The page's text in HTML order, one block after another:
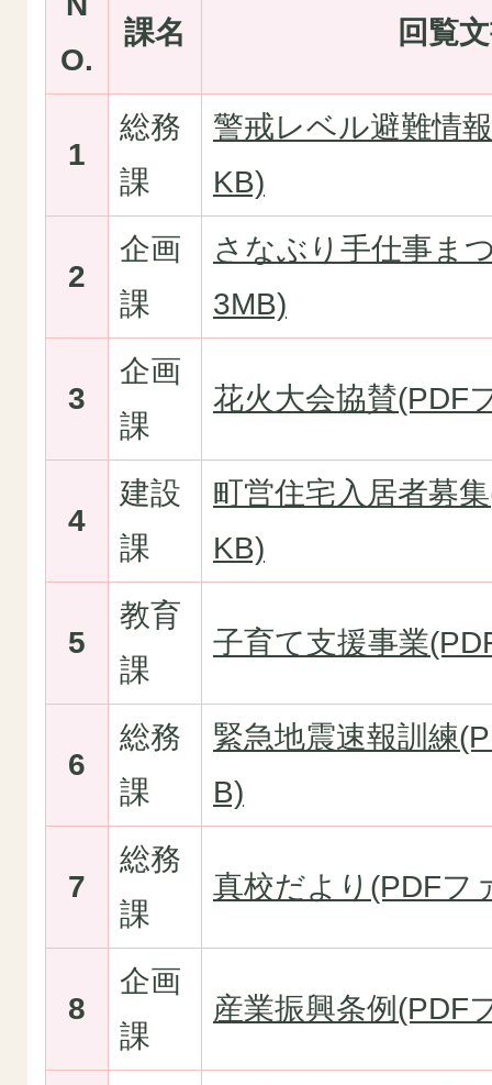
O.
課名 回覧
1
総務
課
警戒レベル避難情
KB)
2
企画
課
さなぶり手仕事ま
3MB)
3
企画
課
花火大会協賛(PDF
4
建設
課
町営住宅入居者募
KB)
5
教育
課
子育て支援事業
6
総務
課
緊急地震速報訓練
B)
7
総務
課
真校だより(PDFフ
8
企画
課
産業振興条例(PDF